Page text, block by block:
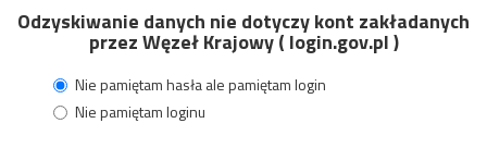
Odzyskiwanie danych nie dotyczy kont zakładanych
przez Węzeł Krajowy ( login.gov.pl )
Nie pamiętam hasła ale pamiętam login
Nie pamiętam loginu